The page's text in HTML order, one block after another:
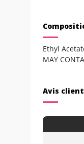
Ethyl
MAY
Avis